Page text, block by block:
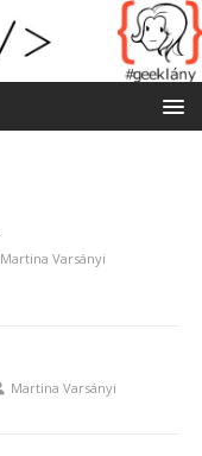
Martina Varsányi
Martina Varsányi